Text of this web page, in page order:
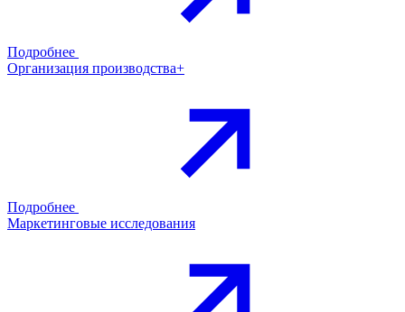
Подробнее
Организация производства+
Подробнее
Маркетинговые исследования